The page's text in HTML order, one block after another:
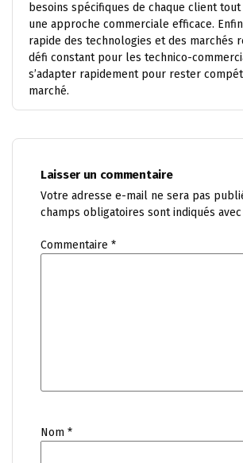
besoins spécifiques de chaque client
une approche commerciale efficace.
rapide des technologies et des marchés
défi constant pour les technico-
s’adapter rapidement pour rester
marché.
Laisser un commentaire
Votre adresse e-mail ne sera pas
champs obligatoires sont indiqués avec
Commentaire *
Nom *